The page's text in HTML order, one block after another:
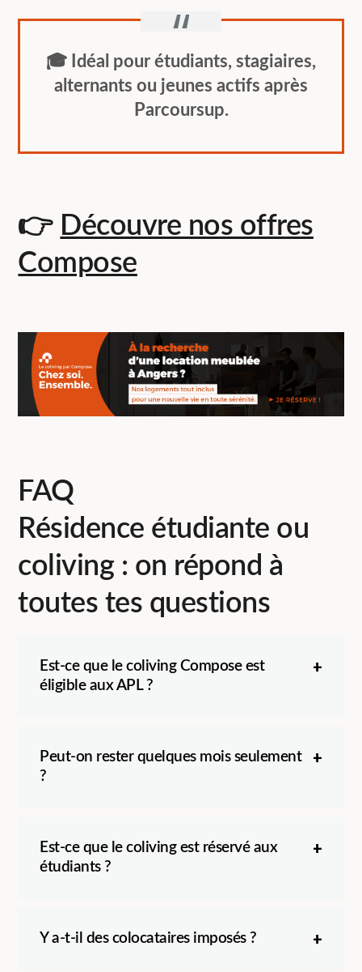
🎓 Idéal pour étudiants, stagiaires,
alternants ou jeunes actifs après
Parcoursup.
👉 Découvre nos offres
Compose
FAQ
Résidence étudiante ou
coliving : on répond à
toutes tes questions
Est-ce que le coliving Compose est
éligible aux APL ?
Peut-on rester quelques mois seulement
?
Est-ce que le coliving est réservé aux
étudiants ?
Y a-t-il des colocataires imposés ?